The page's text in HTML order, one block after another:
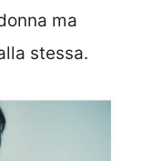
ma
stessa.